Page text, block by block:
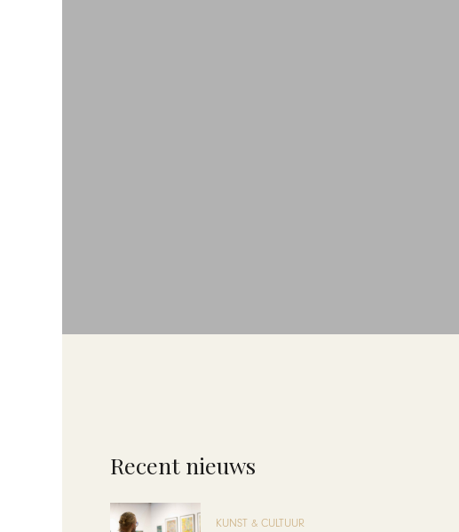
Recent nieuws
KUNST & CULTUUR